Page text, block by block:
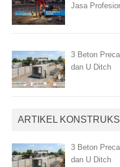
Jasa
3 Beton
dan U Ditch
ARTIKEL KONSTRUKSI
3 Beton
dan U Ditch